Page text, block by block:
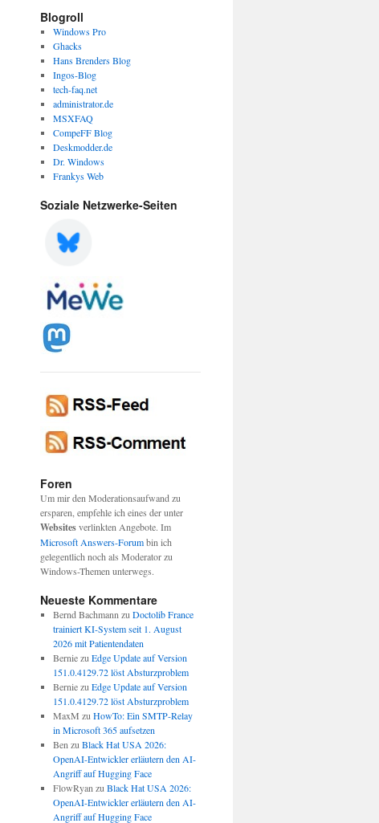
Blogroll
Windows Pro
Ghacks
Hans Brenders Blog
Ingos-Blog
tech-faq.net
administrator.de
MSXFAQ
CompeFF Blog
Deskmodder.de
Dr. Windows
Frankys Web
Soziale Netzwerke-Seiten
Foren
Um mir den Moderationsaufwand zu
ersparen, empfehle ich eines der unter
Websitesverlinkten Angebote. Im
Microsoft Answers-Forumbin ich
gelegentlich noch als Moderator zu
Windows-Themen unterwegs.
Neueste Kommentare
Bernd Bachmann zu Doctolib France
trainiert KI-System seit 1. August
2026 mit Patientendaten
Berniezu Edge Update auf Version
151.0.4129.72 löst Absturzproblem
Berniezu Edge Update auf Version
151.0.4129.72 löst Absturzproblem
MaxM zu HowTo: Ein SMTP-Relay
in Microsoft 365 aufsetzen
Ben zu Black Hat USA 2026:
OpenAI-Entwickler erläutern den AI-
Angriff auf Hugging Face
FlowRyan zu Black Hat USA 2026:
OpenAI-Entwickler erläutern den AI-
Angriff auf Hugging Face